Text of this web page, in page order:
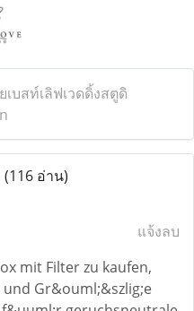
บสท์เลิฟเวดดิ้งสตูดิ
(116 อ่าน)
แจ้งลบ
mit Filter zu kaufen,
Gr&ouml;&szlig;e